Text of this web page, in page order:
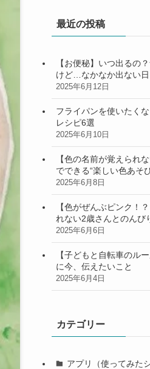
最近の投稿
【お便秘】いつ出るの
けど…なかなか出ない日
2025年6月12日
フライパンを使いたく
レシピ6選
2025年6月10日
【色の名前が覚えられ
でできる“楽しい色あそ
2025年6月8日
【色がぜんぶピンク！
れない2歳さんとのんび
2025年6月6日
【子どもと自転車のル
に今、伝えたいこと
2025年6月4日
カテゴリー
アプリ（使ってみた